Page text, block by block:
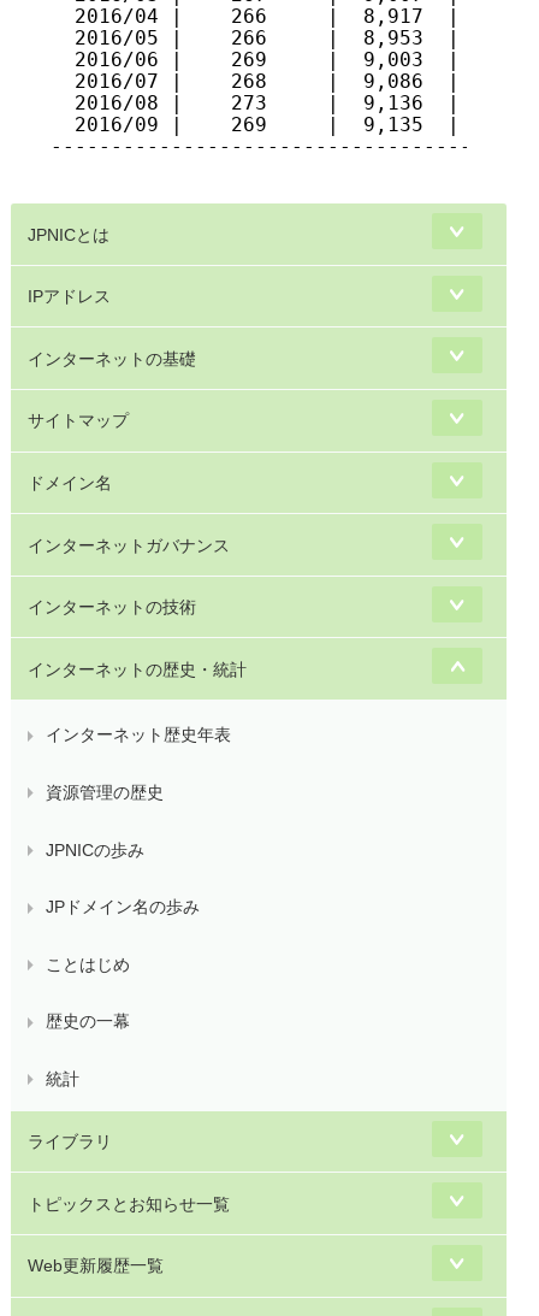
2016/04 |    266     |  8,917  |
2016/05 |    266     |  8,953  |
2016/06 |    269     |  9,003  |
2016/07 |    268     |  9,086  |
2016/08 |    273     |  9,136  |
2016/09 |    269     |  9,135  |
JPNICとは
IPアドレス
インターネットの基礎
サイトマップ
ドメイン名
インターネットガバナンス
インターネットの技術
インターネットの歴史・統計
インターネット歴史年表
資源管理の歴史
JPNICの歩み
JPドメイン名の歩み
ことはじめ
歴史の一幕
統計
ライブラリ
トピックスとお知らせ一覧
Web更新履歴一覧